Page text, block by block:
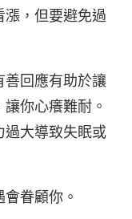
漲，但要避免過
善回應有助於讓
你心癢難耐。
過大導致失眠或
眷顧你。